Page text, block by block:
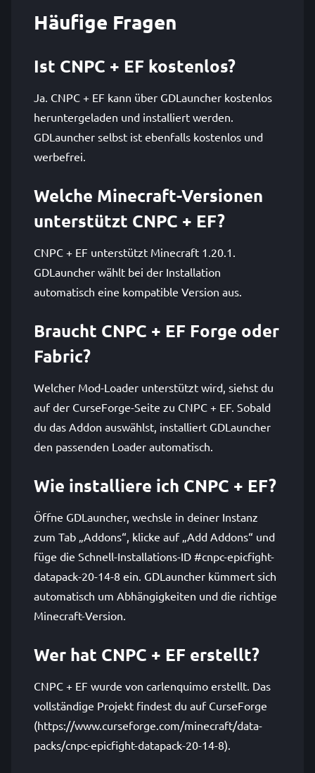
Häufige Fragen
Ist CNPC + EF kostenlos?
Ja. CNPC + EF kann über GDLauncher kostenlos
heruntergeladen und installiert werden.
GDLauncher selbst ist ebenfalls kostenlos und
werbefrei.
Welche Minecraft-Versionen
unterstützt CNPC + EF?
CNPC + EF unterstützt Minecraft 1.20.1.
GDLauncher wählt bei der Installation
automatisch eine kompatible Version aus.
Braucht CNPC + EF Forge oder
Fabric?
Welcher Mod-Loader unterstützt wird, siehst du
auf der CurseForge-Seite zu CNPC + EF. Sobald
du das Addon auswählst, installiert GDLauncher
den passenden Loader automatisch.
Wie installiere ich CNPC + EF?
Öffne GDLauncher, wechsle in deiner Instanz
zum Tab „Addons“, klicke auf „Add Addons“ und
füge die Schnell-Installations-ID #cnpc-epicfight-
datapack-20-14-8 ein. GDLauncher kümmert sich
automatisch um Abhängigkeiten und die richtige
Minecraft-Version.
Wer hat CNPC + EF erstellt?
CNPC + EF wurde von carlenquimo erstellt. Das
vollständige Projekt findest du auf CurseForge
(https://www.curseforge.com/minecraft/data-
packs/cnpc-epicfight-datapack-20-14-8).